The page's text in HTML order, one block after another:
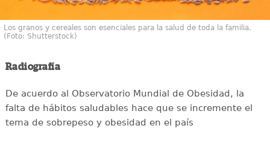
Los granos y cereales son esenciales para la salud de toda la familia.
(Foto: Shutterstock)
Radiografía
De acuerdo al Observatorio Mundial de Obesidad, la
falta de hábitos saludables hace que se incremente el
tema de sobrepeso y obesidad en el país